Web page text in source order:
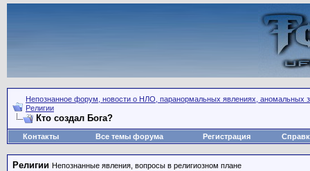
Непознанное форум, новости о НЛО, паранормальных явлениях, аномальных
Религии
Кто создал Бога?
Контакты Все темы форума Регистрация
Религии Непознанные явления, вопросы в религиозном плане